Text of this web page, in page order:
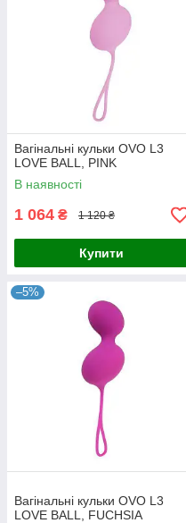
Вагінальні кульки OVO L3
LOVE BALL, PINK
В наявності
1 064 ₴ 1 120 ₴
Купити
–5%
Вагінальні кульки OVO L3
LOVE BALL, FUCHSIA